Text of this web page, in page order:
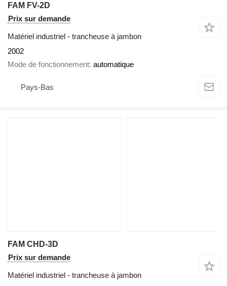
FAM FV-2D
Prix sur demande
Matériel industriel - trancheuse à jambon
2002
Mode de fonctionnement automatique
Pays-Bas
FAM CHD-3D
Prix sur demande
Matériel industriel - trancheuse à jambon